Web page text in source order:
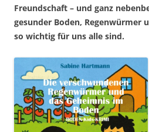
Freundschaft – und ganz
gesunder Boden, Regenwürmer
so wichtig für uns alle sind.